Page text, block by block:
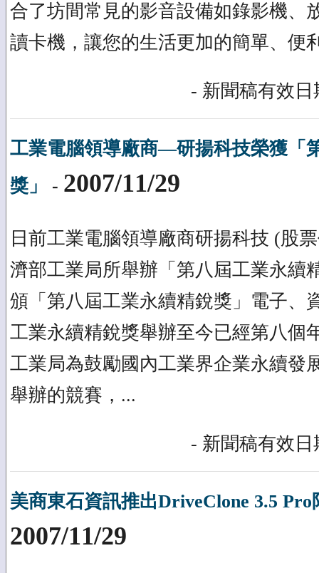
合了坊間常見的影音設備如錄影機、
讀卡機，讓您的生活更加的簡單、便
- 新聞稿有效日
工業電腦領導廠商—研揚科技榮獲「
獎」
- 2007/11/29
日前工業電腦領導廠商研揚科技 (股
濟部工業局所舉辦「第八屆工業永續
頒「第八屆工業永續精銳獎」電子、
工業永續精銳獎舉辦至今已經第八個
工業局為鼓勵國內工業界企業永續發
舉辦的競賽，...
- 新聞稿有效日
美商東石資訊推出DriveClone 3.5 Pro
2007/11/29